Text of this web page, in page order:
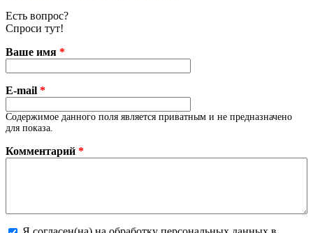
Есть вопрос?
Спроси тут!
Ваше имя *
E-mail *
Содержимое данного поля является приватным и не предназначено
для показа.
Комментарий *